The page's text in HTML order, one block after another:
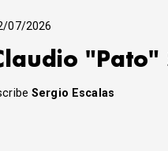
07/2026
"Pato"
Sergio Escalas